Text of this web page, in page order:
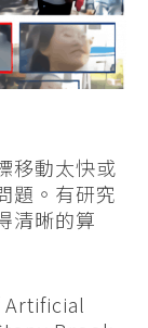
移動太快或
題。有研究
清晰的算